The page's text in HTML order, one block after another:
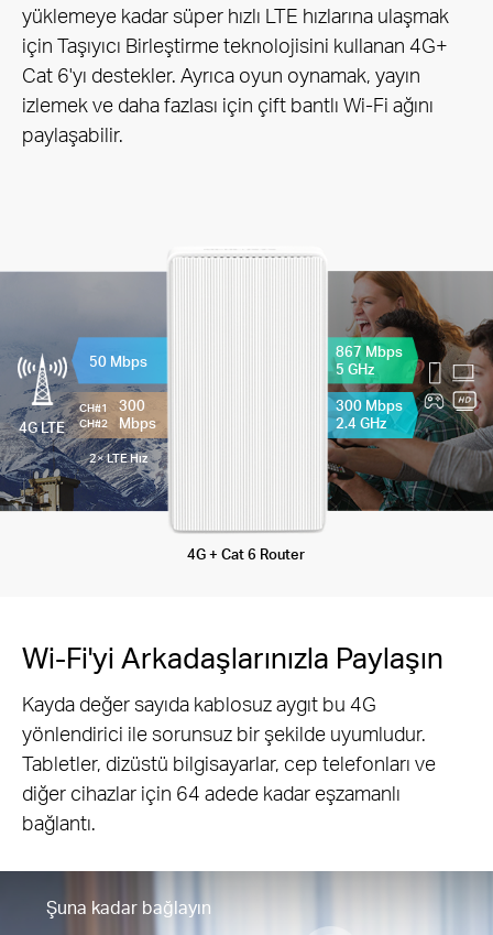
yüklemeye kadar süper hızlı LTE hızlarına ulaşmak
için Taşıyıcı Birleştirme teknolojisini kullanan 4G+
Cat 6'yı destekler. Ayrıca oyun oynamak, yayın
izlemek ve daha fazlası için çift bantlı Wi-Fi ağını
paylaşabilir.
50 Mbps
300
Mbps
4G LTE
2× LTE Hız
867 Mbps
5 GHz
300 Mbps
2.4 GHz
CH#1
CH#2
4G + Cat 6 Router
Wi-Fi'yi Arkadaşlarınızla Paylaşın
Kayda değer sayıda kablosuz aygıt bu 4G
yönlendirici ile sorunsuz bir şekilde uyumludur.
Tabletler, dizüstü bilgisayarlar, cep telefonları ve
diğer cihazlar için 64 adede kadar eşzamanlı
bağlantı.
Şuna kadar bağlayın